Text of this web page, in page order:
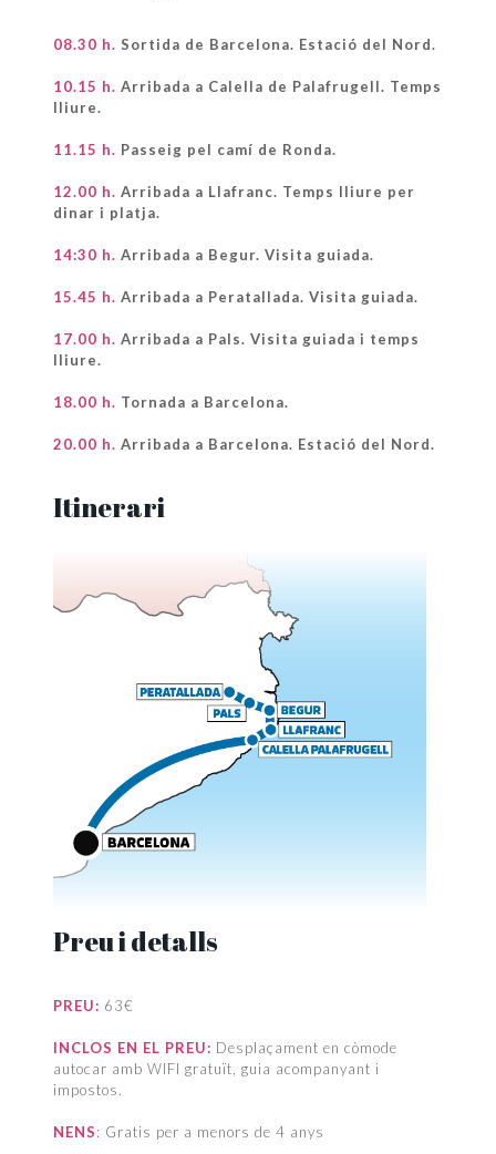
08.30 h. Sortida de Barcelona. Estació del Nord.
10.15 h. Arribada a Calella de Palafrugell. Temps
lliure.
11.15 h. Passeig pel camí de Ronda.
12.00 h. Arribada a Llafranc. Temps lliure per
dinar i platja.
14:30 h. Arribada a Begur. Visita guiada.
15.45 h. Arribada a Peratallada. Visita guiada.
17.00 h. Arribada a Pals. Visita guiada i temps
lliure.
18.00 h. Tornada a Barcelona.
20.00 h. Arribada a Barcelona. Estació del Nord.
Itinerari
Preu i detalls
PREU: 63€
INCLOS EN EL PREU: Desplaçament en còmode
autocar amb WIFI gratuït, guia acompanyant i
impostos.
NENS: Gratis per a menors de 4 anys